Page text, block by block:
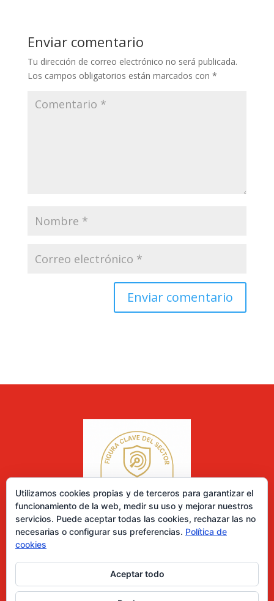
Enviar comentario
Tu dirección de correo electrónico no será publicada.
Los campos obligatorios están marcados con *
0 elementos
Utilizamos cookies propias y de terceros para garantizar el
funcionamiento de la web, medir su uso y mejorar nuestros
servicios. Puede aceptar todas las cookies, rechazar las no
necesarias o configurar sus preferencias. Política de
cookies
Aceptar todo